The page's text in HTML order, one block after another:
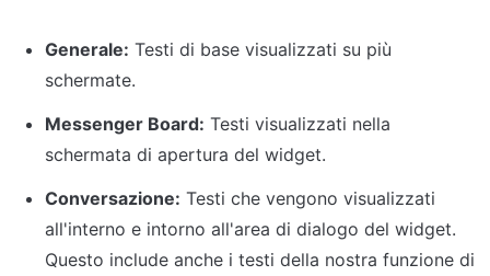
Generale: Testi di base visualizzati su più
schermate.
Messenger Board: Testi visualizzati nella
schermata di apertura del widget.
Conversazione: Testi che vengono visualizzati
all'interno e intorno all'area di dialogo del widget.
Questo include anche i testi della nostra funzione di